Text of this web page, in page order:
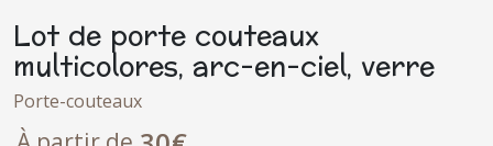
Lot de porte couteaux
multicolores, arc-en-ciel, verre
Porte-couteaux